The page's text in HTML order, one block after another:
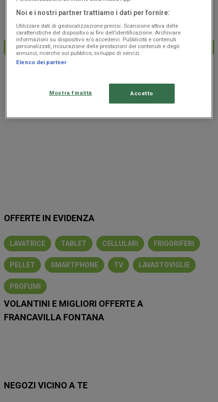
Fontana
CARICA ALTRE OFFERTE
OFFERTE IN EVIDENZA
LAVATRICE TABLET CELLULARI FRIGORIFERI
PELLET SMARTPHONE TV LAVASTOVIGLIE
PROFUMI
VOLANTINI E MIGLIORI OFFERTE A
FRANCAVILLA FONTANA
NEGOZI VICINO A TE
Noi e i nostri partner trattiamo i dati per fornire:
Utilizzare dati di geolocalizzazione precisi. Scansione attiva delle
caratteristiche del dispositivo ai fini dell’identificazione. Archiviare
informazioni su dispositivo e/o accedervi. Pubblicità e contenuti
personalizzati, misurazione delle prestazioni dei contenuti e degli
annunci, ricerche sul pubblico, sviluppo di servizi.
Elenco dei partner
Mostra finalità Accetto